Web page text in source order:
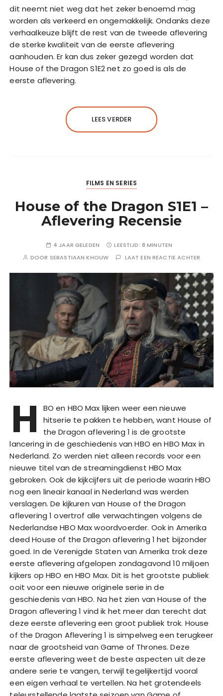
dit neemt niet weg dat het zeker benoemd mag
worden als verkeerd en ongemakkelijk. Ondanks deze
verhaalkeuze blijft de rest van de tweede aflevering
de sterke kwaliteit van de eerste aflevering
aanhouden. Er kan dus zeker gezegd worden dat
House of the Dragon S1E2 net zo goed is als de
eerste aflevering.
LEES VERDER
FILMS EN SERIES
House of the Dragon S1E1 –
Aflevering Recensie
4 JAAR GELEDEN LEESTIJD: 8 MINUTEN
DOOR SEBASTIAAN KHOUW LAAT EEN REACTIE ACHTER
H
BO en HBO Max lijken weer een nieuwe
hitserie te pakken te hebben, want House of
the Dragon aflevering 1 is de grootste
lancering in de geschiedenis van HBO en HBO Max in
Nederland. Zo werden niet alleen records voor een
nieuwe titel van de streamingdienst HBO Max
gebroken. Ook de kijkcijfers uit de periode waarin HBO
nog een lineair kanaal in Nederland was werden
verslagen. De kijkuren van House of the Dragon
aflevering 1 overtrof alle verwachtingen volgens de
Nederlandse HBO Max woordvoerder. Ook in Amerika
deed House of the Dragon aflevering 1 het bijzonder
goed. In de Verenigde Staten van Amerika trok deze
eerste aflevering afgelopen zondagavond 10 miljoen
kijkers op HBO en HBO Max. Dit is het grootste publiek
ooit voor een nieuwe originele serie in de
geschiedenis van HBO. Na het zien van House of the
Dragon aflevering 1 vind ik het meer dan terecht dat
deze eerste aflevering een groot publiek trok. House
of the Dragon Aflevering 1 is simpelweg een terugkeer
naar de grootsheid van Game of Thrones. Deze
eerste aflevering weet de beste aspecten uit deze
andere serie te vangen, terwijl tegelijkertijd vooral
een eigen verhaal te vertellen. Na het grotendeels